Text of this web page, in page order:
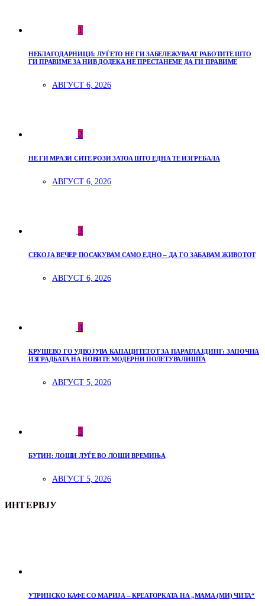
1
НЕБЛАГОДАРНИЦИ: ЛУЃЕТО НЕ ГИ ЗАБЕЛЕЖУВААТ РАБОТИТЕ ШТО
ГИ ПРАВИМЕ ЗА НИВ ДОДЕКА НЕ ПРЕСТАНЕМЕ ДА ГИ ПРАВИМЕ
АВГУСТ 6, 2026
2
НЕ ГИ МРАЗИ СИТЕ РОЗИ ЗАТОА ШТО ЕДНА ТЕ ИЗГРЕБАЛА
АВГУСТ 6, 2026
3
СЕКОЈА ВЕЧЕР ПОСАКУВАМ САМО ЕДНО – ДА ГО ЗАБАВАМ ЖИВОТОТ
АВГУСТ 6, 2026
4
КРУШЕВО ГО УДВОЈУВА КАПАЦИТЕТОТ ЗА ПАРАГЛАЈДИНГ: ЗАПОЧНА
ИЗГРАДБАТА НА НОВИТЕ МОДЕРНИ ПОЛЕТУВАЛИШТА
АВГУСТ 5, 2026
5
БУТИН: ЛОШИ ЛУЃЕ ВО ЛОШИ ВРЕМИЊА
АВГУСТ 5, 2026
ИНТЕРВЈУ
УТРИНСКО КАФЕ СО МАРИЈА – КРЕАТОРКАТА НА „МАМА (МИ) ЧИТА“